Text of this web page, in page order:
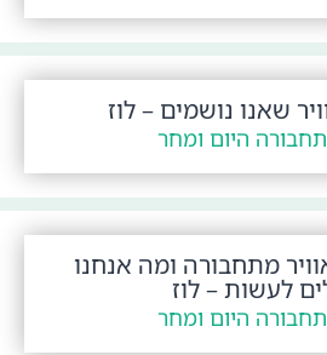
שאנו נושמים – לוז
תחבורה היום ומחר
מתחבורה ומה אנחנו
לעשות – לוז
תחבורה היום ומחר